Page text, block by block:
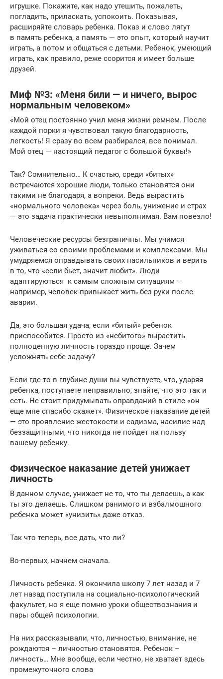
игрушке. Покажите, как надо утешить, пожалеть,
погладить, приласкать, успокоить. Показывая,
расширяйте словарь ребенка. Показ и слово лягут
в память ребенка, а память — это опыт, который научит
играть, а потом и общаться с детьми. Ребенок, умеющий
играть, как правило, реже ссорится и имеет больше
друзей.
Миф №3: «Меня били — и ничего, вырос
нормальным человеком»
«Мой отец постоянно учил меня жизни ремнем. После
каждой порки я чувствовал такую благодарность,
легкость! Я сразу во всем разбирался, все понимал.
Мой отец — настоящий педагог с большой буквы!»
Так? Сомнительно… К счастью, среди «битых»
встречаются хорошие люди, только становятся они
такими не благодаря, а вопреки. Ведь вырастить
«нормального человека» через боль, унижение и страх
— это задача практически невыполнимая. Вам повезло!
Человеческие ресурсы безграничны. Мы учимся
уживаться со своими проблемами и комплексами. Мы
умудряемся оправдывать своих насильников и верить
в то, что «если бьет, значит любит». Люди
адаптируються к самым сложным ситуациям —
например, человек привыкает жить без руки после
аварии.
Да, это большая удача, если «битый» ребенок
приспособится. Просто из «небитого» вырастить
полноценную личность гораздо проще. Зачем
усложнять себе задачу?
Если где-то в глубине души вы чувствуете, что, ударяя
ребенка, поступаете неправильно, знайте, что это так и
есть. Не стоит придумывать оправданий в стиле «он
еще мне спасибо скажет». Физическое наказание детей
— это проявление жестокости и садизма, насилие над
беззащитными, что никогда не пойдет на пользу
вашему ребенку.
Физическое наказание детей унижает
личность
В данном случае, унижает не то, что ты делаешь, а как
ты это делаешь. Слишком ранимого и взбалмошного
ребенка может «унизить» даже отказ.
Так что теперь, все дать, что ли?
Во-первых, начнем сначала.
Личность ребенка. Я окончила школу 7 лет назад и 7
лет назад поступила на социально-психологический
факультет, но я еще помню уроки обществознания и
пары общей психологии.
На них рассказывали, что, личностью, внимание, не
рождаются – личностью становятся. Ребенок –
личность… Мне вообще, если честно, не хватает здесь
промежуточного слова